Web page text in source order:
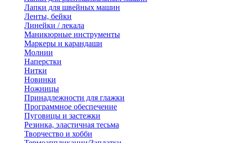
Лапки для швейных машин
Ленты, бейки
Линейки / лекала
Маникюрные инструменты
Маркеры и карандаши
Молнии
Наперстки
Нитки
Новинки
Ножницы
Принадлежности для глажки
Программное обеспечение
Пуговицы и застежки
Резинка, эластичная тесьма
Творчество и хобби